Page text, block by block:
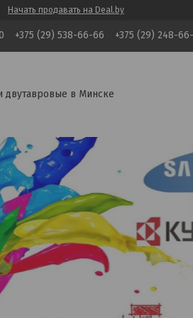
Начать продавать на Deal.by
+375 (29) 538-66-66 +375 (29) 248-
двутавровые в Минске